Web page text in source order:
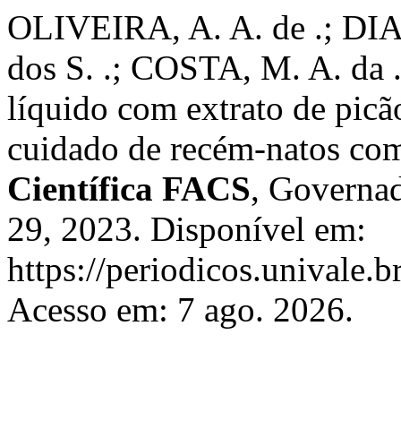
OLIVEIRA, A. A. de .;
dos S. .; COSTA, M. A. da
líquido com extrato de
cuidado de recém-natos
Científica FACS,
29, 2023. Disponível em:
https://
Acesso em: 7 ago. 2026.